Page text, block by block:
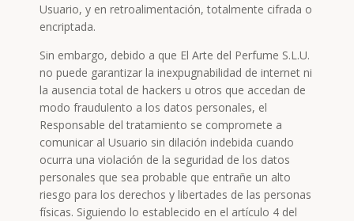
Usuario, y en retroalimentación, totalmente cifrada o
encriptada.
Sin embargo, debido a que El Arte del Perfume S.L.U.
no puede garantizar la inexpugnabilidad de internet ni
la ausencia total de hackers u otros que accedan de
modo fraudulento a los datos personales, el
Responsable del tratamiento se compromete a
comunicar al Usuario sin dilación indebida cuando
ocurra una violación de la seguridad de los datos
personales que sea probable que entrañe un alto
riesgo para los derechos y libertades de las personas
físicas. Siguiendo lo establecido en el artículo 4 del